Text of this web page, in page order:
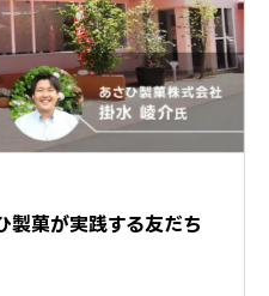
製菓が実践する友だち